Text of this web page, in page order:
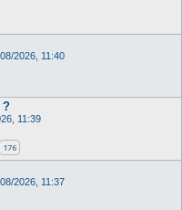
2026, 11:40
?
11:39
176
2026, 11:37